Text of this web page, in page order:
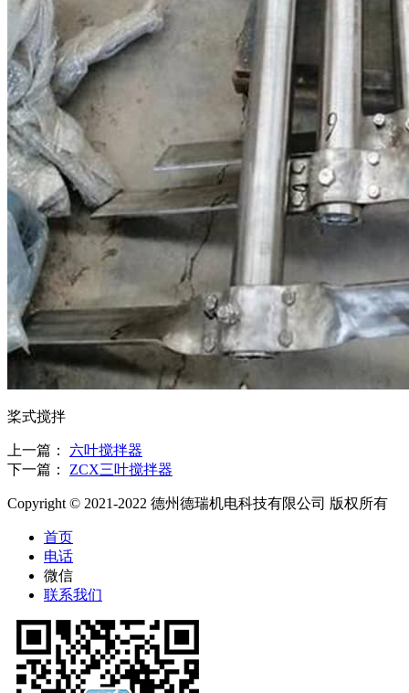
桨式搅拌
上一篇： 六叶搅拌器
下一篇： ZCX三叶搅拌器
Copyright © 2021-2022 德州德瑞机电科技有限公司 版权所有
首页
电话
微信
联系我们